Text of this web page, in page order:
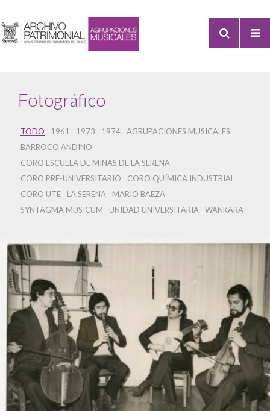
Fotográfico
TODO 1961 1973 1974
AGRUPACIONES MUSICALES
BARROCO ANDINO
CORO ESCUELA DE MINAS DE LA SERENA
CORO PRE-UNIVERSITARIO
CORO QUÍMICA INDUSTRIAL
CORO UTE
LA SERENA
MARIO BAEZA
SYNTAGMA MUSICUM
UNIDAD UNIVERSITARIA WANKARA